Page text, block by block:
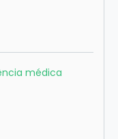
médica